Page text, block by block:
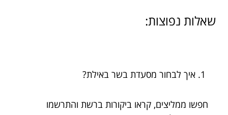
שאלות נפוצות:
איך לבחור מסעדת בשר באילת?
חפשו ממליצים, קראו ביקורות ברשת והתרשמו